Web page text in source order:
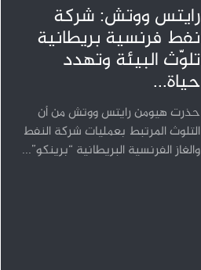
رايتس ووتش: شركة
نفط فرنسية بريطانية
تلوّث البيئة وتهدد
حياة...
حذرت هيومن رايتس ووتش من أن
التلوث المرتبط بعمليات شركة النفط
والغاز الفرنسية البريطانية “برينكو”...